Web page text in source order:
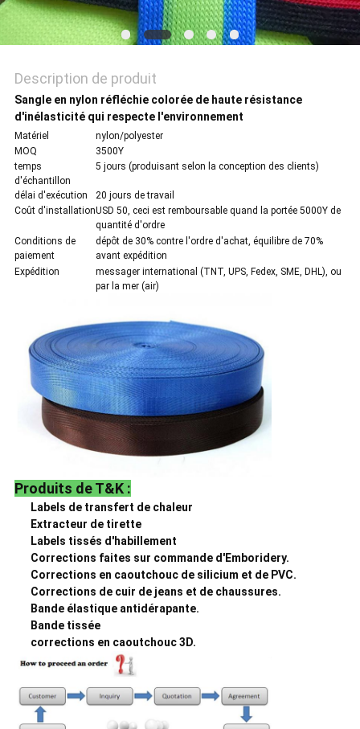
POLITIQUE
DE
CONFIDENTIALITÉ
Description de produit
Sangle en nylon réfléchie colorée de haute résistance
d'inélasticité qui respecte l'environnement
Matériel
nylon/polyester
MOQ
3500Y
temps
d'échantillon
5 jours (produisant selon la conception des clients)
délai d'exécution
20 jours de travail
Coût d'installationUSD 50, ceci est remboursable quand la portée 5000Y de
quantité d'ordre
Conditions de
paiement
dépôt de 30% contre l'ordre d'achat, équilibre de 70%
avant expédition
Expédition
messager international (TNT, UPS, Fedex, SME, DHL), ou
par la mer (air)
Produits de T&K :
Labels de transfert de chaleur
Extracteur de tirette
Labels tissés d'habillement
Corrections faites sur commande d'Emboridery.
Corrections en caoutchouc de silicium et de PVC.
Corrections de cuir de jeans et de chaussures.
Bande élastique antidérapante.
Bande tissée
corrections en caoutchouc 3D.